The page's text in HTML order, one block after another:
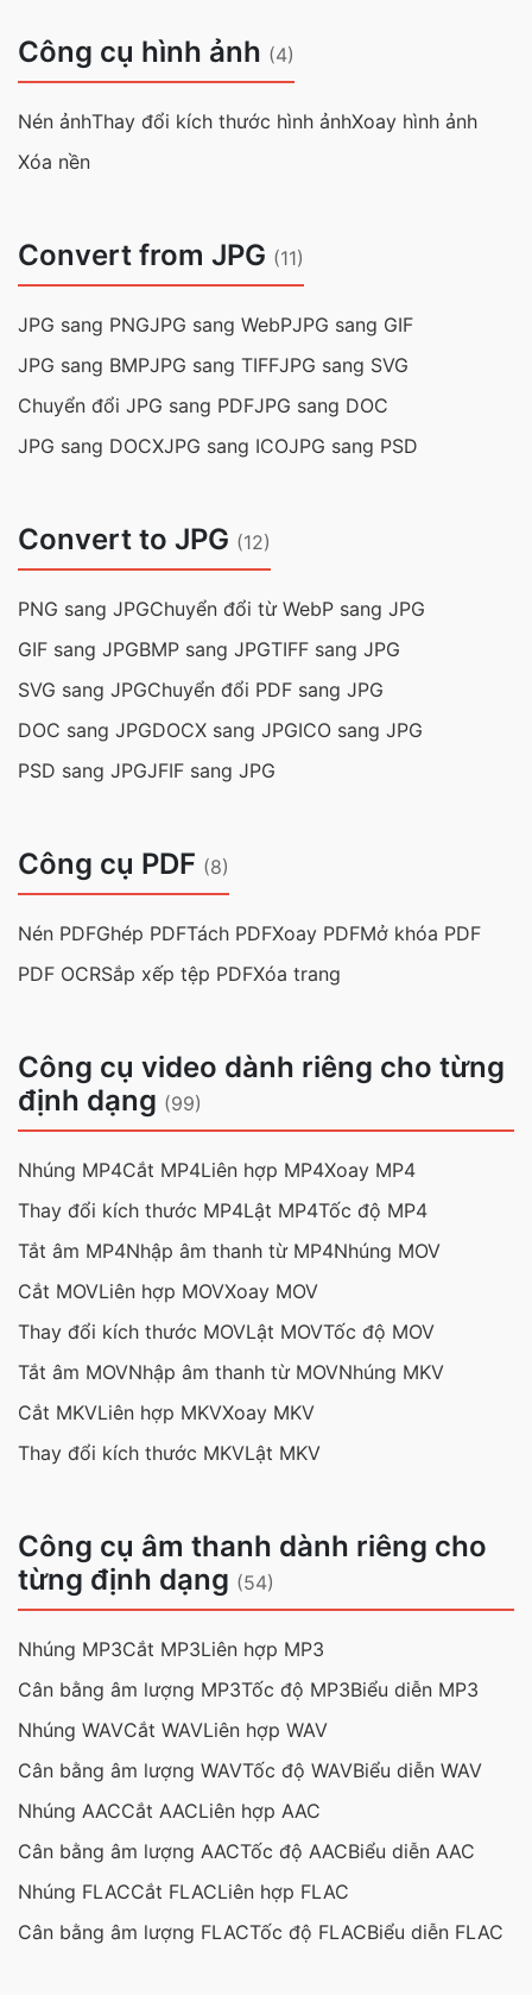
Công cụ hình ảnh (4)
Nén ảnhThay đổi kích thước hình ảnhXoay hình ảnh
Xóa nền
Convert from JPG (11)
JPG sang PNGJPG sang WebPJPG sang GIF
JPG sang BMPJPG sang TIFFJPG sang SVG
Chuyển đổi JPG sang PDFJPG sang DOC
JPG sang DOCXJPG sang ICOJPG sang PSD
Convert to JPG (12)
PNG sang JPGChuyển đổi từ WebP sang JPG
GIF sang JPGBMP sang JPGTIFF sang JPG
SVG sang JPGChuyển đổi PDF sang JPG
DOC sang JPGDOCX sang JPGICO sang JPG
PSD sang JPGJFIF sang JPG
Công cụ PDF (8)
Nén PDFGhép PDFTách PDFXoay PDFMở khóa PDF
PDF OCRSắp xếp tệp PDFXóa trang
Công cụ video dành riêng cho từng
định dạng (99)
Nhúng MP4Cắt MP4Liên hợp MP4Xoay MP4
Thay đổi kích thước MP4Lật MP4Tốc độ MP4
Tắt âm MP4Nhập âm thanh từ MP4Nhúng MOV
Cắt MOVLiên hợp MOVXoay MOV
Thay đổi kích thước MOVLật MOVTốc độ MOV
Tắt âm MOVNhập âm thanh từ MOVNhúng MKV
Cắt MKVLiên hợp MKVXoay MKV
Thay đổi kích thước MKVLật MKV
Công cụ âm thanh dành riêng cho
từng định dạng (54)
Nhúng MP3Cắt MP3Liên hợp MP3
Cân bằng âm lượng MP3Tốc độ MP3Biểu diễn MP3
Nhúng WAVCắt WAVLiên hợp WAV
Cân bằng âm lượng WAVTốc độ WAVBiểu diễn WAV
Nhúng AACCắt AACLiên hợp AAC
Cân bằng âm lượng AACTốc độ AACBiểu diễn AAC
Nhúng FLACCắt FLACLiên hợp FLAC
Cân bằng âm lượng FLACTốc độ FLACBiểu diễn FLAC